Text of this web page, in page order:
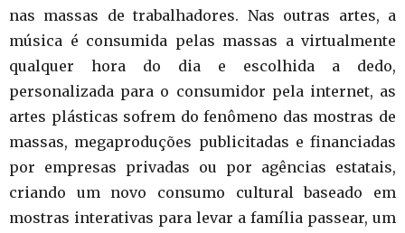
nas massas de trabalhadores. Nas outras artes, a
música é consumida pelas massas a virtualmente
qualquer hora do dia e escolhida a dedo,
personalizada para o consumidor pela internet, as
artes plásticas sofrem do fenômeno das mostras de
massas, megaproduções publicitadas e financiadas
por empresas privadas ou por agências estatais,
criando um novo consumo cultural baseado em
mostras interativas para levar a família passear, um